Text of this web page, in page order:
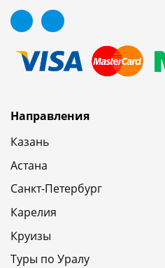
Направления
Казань
Астана
Санкт-Петербург
Карелия
Круизы
Туры по Уралу